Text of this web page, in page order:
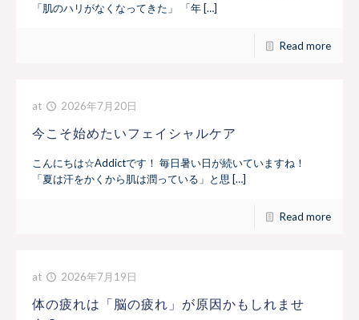
「肌のハリがなくなってきた」 「年 […]
Read more
at 2026年7月20日
今こそ始めたいフェイシャルケア
こんにちは☆Addictです！ 毎日暑い日が続いていますね！
「夏は汗をかくから肌は潤っている」と思 […]
Read more
at 2026年7月19日
体の疲れは「脳の疲れ」が原因かもしれませ